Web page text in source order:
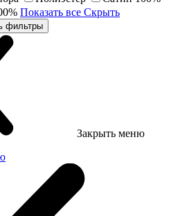
Показать все Скрыть
фильтры
Закрыть меню